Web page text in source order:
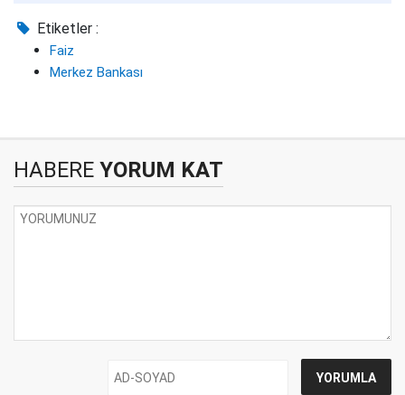
Etiketler :
Faiz
Merkez Bankası
HABERE YORUM KAT